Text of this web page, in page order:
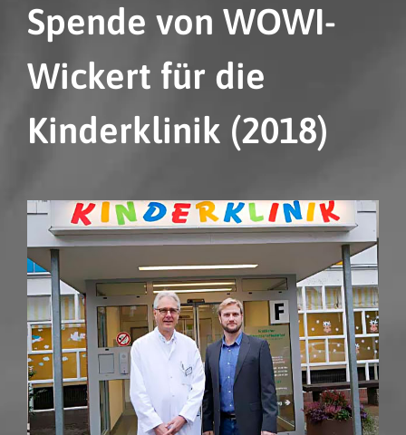
Spende von WOWI-
Wickert für die
Kinderklinik (2018)